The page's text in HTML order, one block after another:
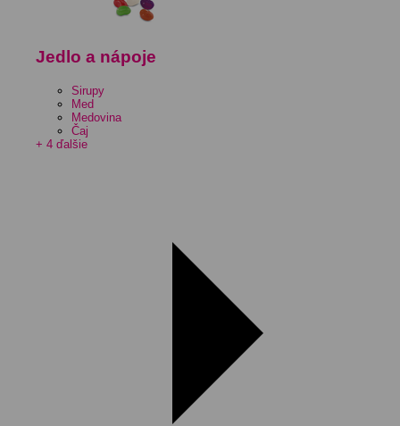
Jedlo a nápoje
Sirupy
Med
Medovina
Čaj
+ 4 ďalšie